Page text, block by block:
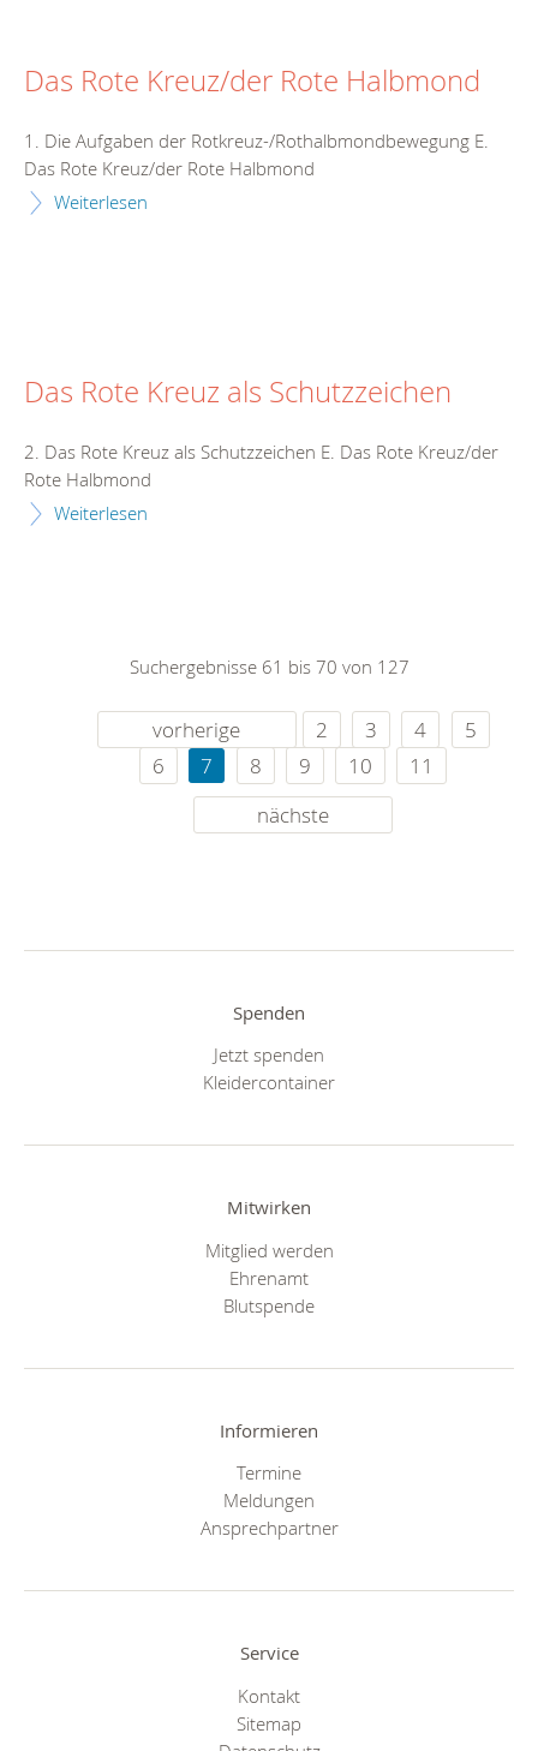
Das Rote Kreuz/der Rote Halbmond
1. Die Aufgaben der Rotkreuz-/Rothalbmondbewegung E.
Das Rote Kreuz/der Rote Halbmond
Weiterlesen
Das Rote Kreuz als Schutzzeichen
2. Das Rote Kreuz als Schutzzeichen E. Das Rote Kreuz/der
Rote Halbmond
Weiterlesen
Suchergebnisse 61 bis 70 von 127
vorherige 2 3 4
5
6
7 8 9 10
11
nächste
Spenden
Jetzt spenden
Kleidercontainer
Mitwirken
Mitglied werden
Ehrenamt
Blutspende
Informieren
Termine
Meldungen
Ansprechpartner
Service
Kontakt
Sitemap